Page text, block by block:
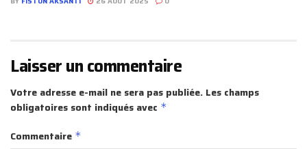
Laisser un commentaire
Votre adresse e-mail ne sera pas publiée. Les champs
obligatoires sont indiqués avec *
Commentaire *